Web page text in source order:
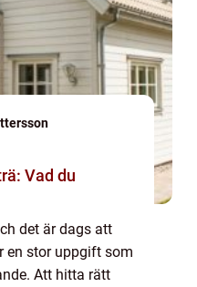
Vad du
det är dags att
en stor uppgift som
Att hitta rätt